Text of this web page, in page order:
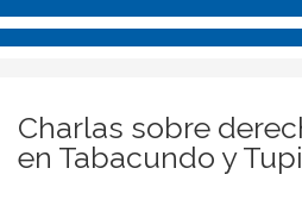
Charlas sobre
en Tabacundo y